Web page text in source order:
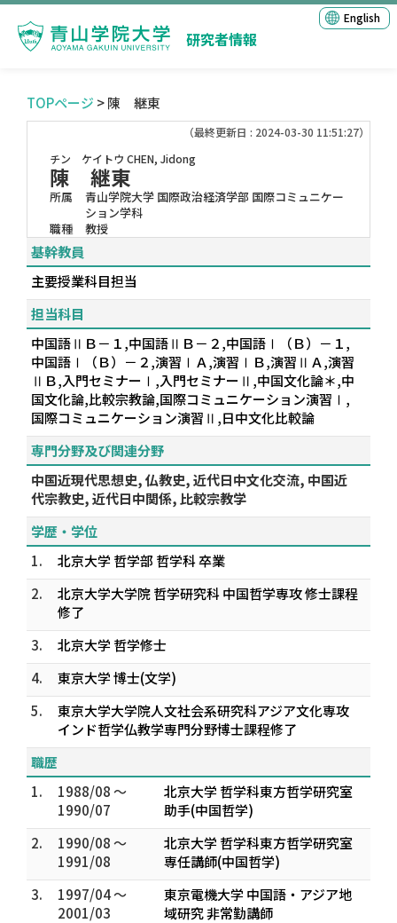
研究者情報
English
TOPページ > 陳 継東
（最終更新日 : 2024-03-30 11:51:27）
チン ケイトウ CHEN, Jidong
陳 継東
所属
青山学院大学 国際政治経済学部 国際コミュニケー
ション学科
職種
教授
基幹教員
主要授業科目担当
担当科目
中国語ⅡＢ－１,中国語ⅡＢ－２,中国語Ⅰ（Ｂ）－１,
中国語Ⅰ（Ｂ）－２,演習ⅠＡ,演習ⅠＢ,演習ⅡＡ,演習
ⅡＢ,入門セミナーⅠ,入門セミナーⅡ,中国文化論＊,中
国文化論,比較宗教論,国際コミュニケーション演習Ⅰ,
国際コミュニケーション演習Ⅱ,日中文化比較論
専門分野及び関連分野
中国近現代思想史, 仏教史, 近代日中文化交流, 中国近
代宗教史, 近代日中関係, 比較宗教学
学歴・学位
1.
北京大学 哲学部 哲学科 卒業
2.
北京大学大学院 哲学研究科 中国哲学専攻 修士課程
修了
3.
北京大学 哲学修士
4.
東京大学 博士(文学)
5.
東京大学大学院人文社会系研究科アジア文化専攻
インド哲学仏教学専門分野博士課程修了
職歴
1.
1988/08 ～
1990/07
北京大学 哲学科東方哲学研究室
助手(中国哲学)
2.
1990/08 ～
1991/08
北京大学 哲学科東方哲学研究室
専任講師(中国哲学)
3.
1997/04 ～
2001/03
東京電機大学 中国語・アジア地
域研究 非常勤講師